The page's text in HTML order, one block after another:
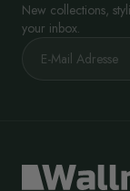
New collections,
your inbox.